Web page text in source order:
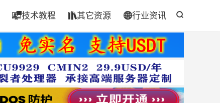

技术教程 其它资源 行业资讯